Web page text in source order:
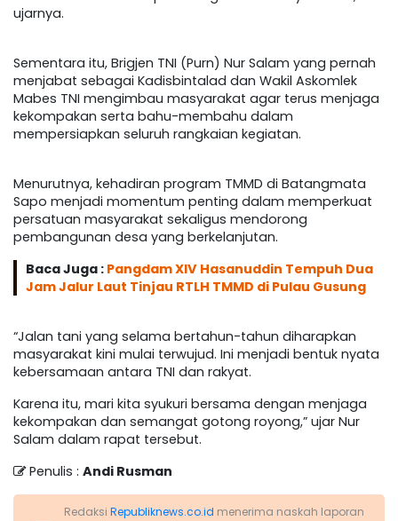
ujarnya.
Sementara itu, Brigjen TNI (Purn) Nur Salam yang pernah
menjabat sebagai Kadisbintalad dan Wakil Askomlek
Mabes TNI mengimbau masyarakat agar terus menjaga
kekompakan serta bahu-membahu dalam
mempersiapkan seluruh rangkaian kegiatan.
Menurutnya, kehadiran program TMMD di Batangmata
Sapo menjadi momentum penting dalam memperkuat
persatuan masyarakat sekaligus mendorong
pembangunan desa yang berkelanjutan.
Baca Juga : Pangdam XIV Hasanuddin Tempuh Dua
Jam Jalur Laut Tinjau RTLH TMMD di Pulau Gusung
“Jalan tani yang selama bertahun-tahun diharapkan
masyarakat kini mulai terwujud. Ini menjadi bentuk nyata
kebersamaan antara TNI dan rakyat.
Karena itu, mari kita syukuri bersama dengan menjaga
kekompakan dan semangat gotong royong,” ujar Nur
Salam dalam rapat tersebut.
Penulis : Andi Rusman
Redaksi Republiknews.co.id menerima naskah laporan